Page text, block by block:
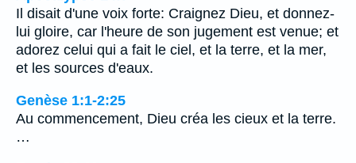
Il disait d'une voix forte: Craignez Dieu, et donnez-
lui gloire, car l'heure de son jugement est venue; et
adorez celui qui a fait le ciel, et la terre, et la mer,
et les sources d'eaux.
Genèse 1:1-2:25
Au commencement, Dieu créa les cieux et la terre.
…